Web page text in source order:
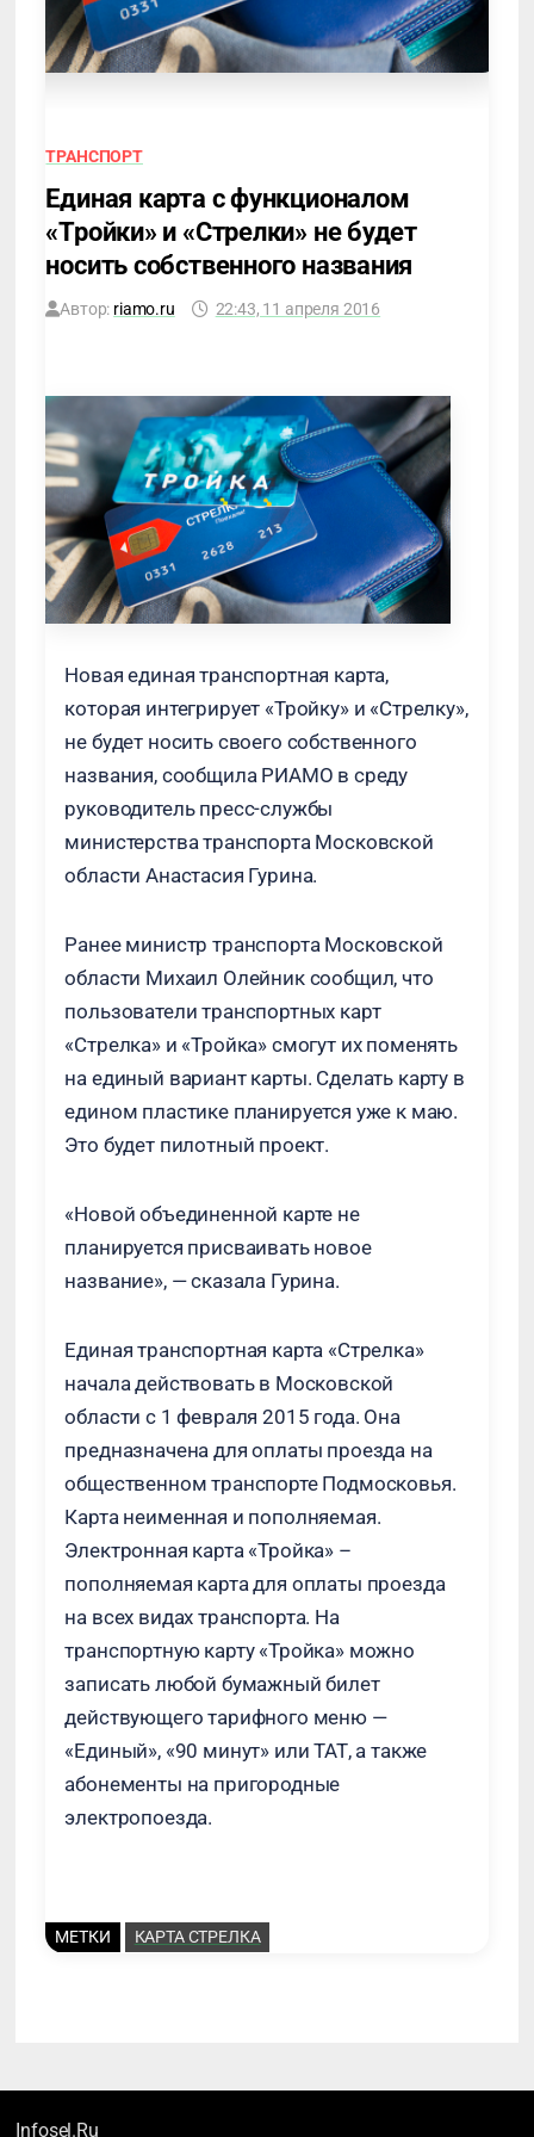
ТРАНСПОРТ
Единая карта с функционалом
«Тройки» и «Стрелки» не будет
носить собственного названия
Автор: riamo.ru 22:43, 11 апреля 2016
Новая единая транспортная карта,
которая интегрирует «Тройку» и «Стрелку»,
не будет носить своего собственного
названия, сообщила РИАМО в среду
руководитель пресс-службы
министерства транспорта Московской
области Анастасия Гурина.
Ранее министр транспорта Московской
области Михаил Олейник сообщил, что
пользователи транспортных карт
«Стрелка» и «Тройка» смогут их поменять
на единый вариант карты. Сделать карту в
едином пластике планируется уже к маю.
Это будет пилотный проект.
«Новой объединенной карте не
планируется присваивать новое
название», — сказала Гурина.
Единая транспортная карта «Стрелка»
начала действовать в Московской
области с 1 февраля 2015 года. Она
предназначена для оплаты проезда на
общественном транспорте Подмосковья.
Карта неименная и пополняемая.
Электронная карта «Тройка» –
пополняемая карта для оплаты проезда
на всех видах транспорта. На
транспортную карту «Тройка» можно
записать любой бумажный билет
действующего тарифного меню —
«Единый», «90 минут» или ТАТ, а также
абонементы на пригородные
электропоезда.
МЕТКИ КАРТА СТРЕЛКА
Infosel.Ru